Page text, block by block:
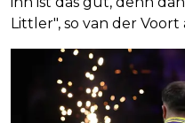
Littler", so van der Voort